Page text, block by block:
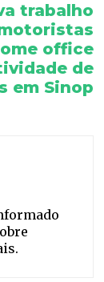
trabalho
office
de
em Sinop